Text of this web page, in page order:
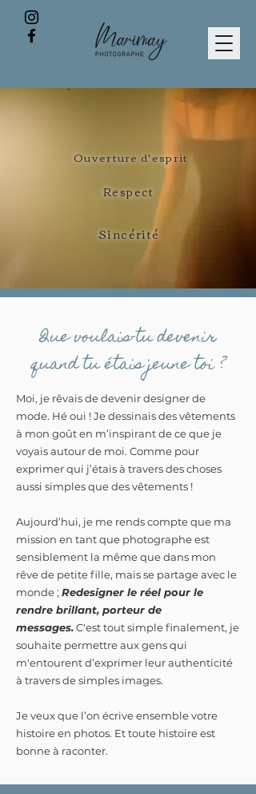
Ouverture d'esprit
Respect
Sincérité
Que voulais-tu devenir
quand tu étais jeune toi ?
Moi, je rêvais de devenir designer de
mode. Hé oui ! Je dessinais des vêtements
à mon goût en m’inspirant de ce que je
voyais autour de moi. Comme pour
exprimer qui j’étais à travers des choses
aussi simples que des vêtements !
Aujourd’hui, je me rends compte que ma
mission en tant que photographe est
sensiblement la même que dans mon
rêve de petite fille, mais se partage avec le
monde ; Redesigner le réel pour le
rendre brillant, porteur de
messages.C'est tout simple finalement, je
souhaite permettre aux gens qui
m'entourent d’exprimer leur authenticité
à travers de simples images.
Je veux que l’on écrive ensemble votre
histoire en photos. Et toute histoire est
bonne à raconter.